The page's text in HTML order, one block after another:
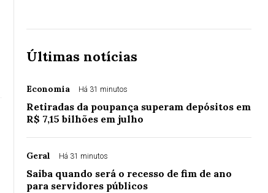
Últimas notícias
Economia Há 31 minutos
Retiradas da poupança superam depósitos em
R$ 7,15 bilhões em julho
Geral Há 31 minutos
Saiba quando será o recesso de fim de ano
para servidores públicos